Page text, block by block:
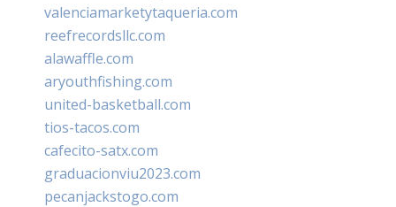
valenciamarketytaqueria.com
reefrecordsllc.com
alawaffle.com
aryouthfishing.com
united-basketball.com
tios-tacos.com
cafecito-satx.com
graduacionviu2023.com
pecanjackstogo.com